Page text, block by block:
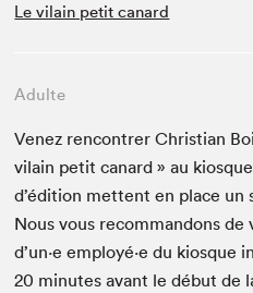
Le vilain petit canard
Adulte
Venez ren­con­tr­er Chris­t­ian
vilain petit canard » au
d’édi­tion met­tent en place un
Nous vous recom­man­dons de
d’un·e employé·e du kiosque
20 min­utes avant le début de